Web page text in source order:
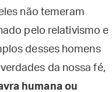
não temeram
pelo relativismo e
desses homens
da nossa fé,
humana ou